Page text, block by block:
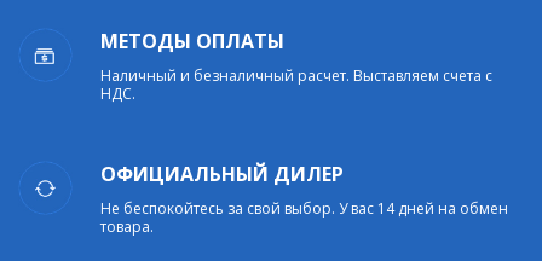
МЕТОДЫ ОПЛАТЫ
Наличный и безналичный расчет. Выставляем счета с
НДС.
ОФИЦИАЛЬНЫЙ ДИЛЕР
Не беспокойтесь за свой выбор. У вас 14 дней на обмен
товара.